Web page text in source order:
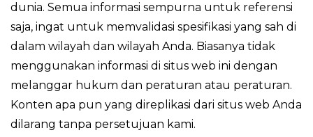
dunia. Semua informasi sempurna untuk referensi
saja, ingat untuk memvalidasi spesifikasi yang sah di
dalam wilayah dan wilayah Anda. Biasanya tidak
menggunakan informasi di situs web ini dengan
melanggar hukum dan peraturan atau peraturan.
Konten apa pun yang direplikasi dari situs web Anda
dilarang tanpa persetujuan kami.